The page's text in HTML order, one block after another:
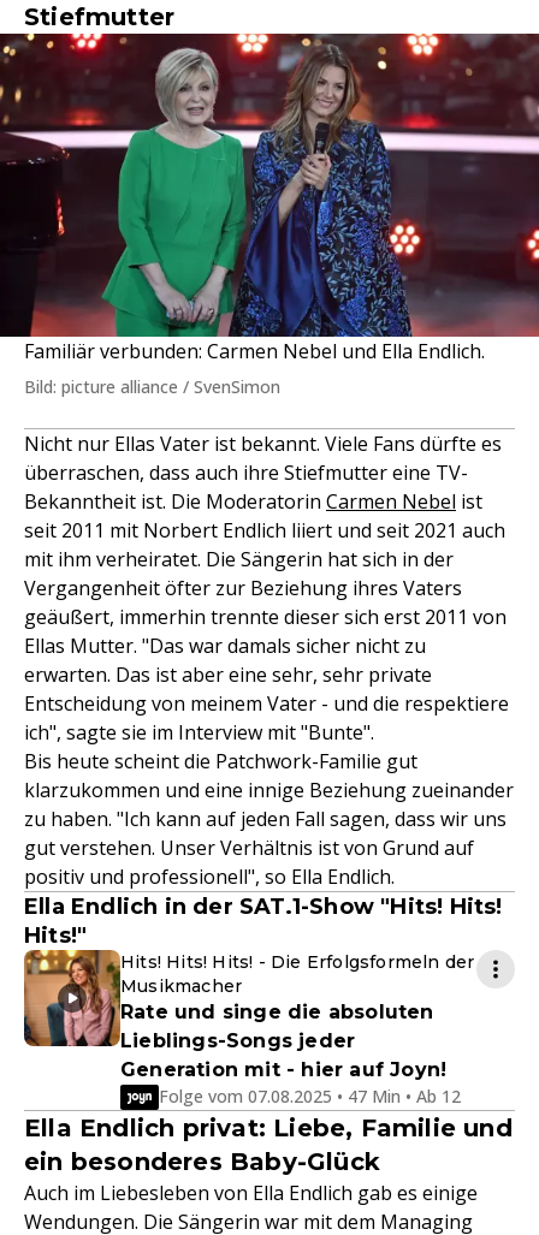
Stiefmutter
Familiär verbunden: Carmen Nebel und Ella Endlich.
Bild: picture alliance / SvenSimon
Nicht nur Ellas Vater ist bekannt. Viele Fans dürfte es
überraschen, dass auch ihre Stiefmutter eine TV-
Bekanntheit ist. Die Moderatorin Carmen Nebel ist
seit 2011 mit Norbert Endlich liiert und seit 2021 auch
mit ihm verheiratet. Die Sängerin hat sich in der
Vergangenheit öfter zur Beziehung ihres Vaters
geäußert, immerhin trennte dieser sich erst 2011 von
Ellas Mutter. "Das war damals sicher nicht zu
erwarten. Das ist aber eine sehr, sehr private
Entscheidung von meinem Vater - und die respektiere
ich", sagte sie im Interview mit "Bunte".
Bis heute scheint die Patchwork-Familie gut
klarzukommen und eine innige Beziehung zueinander
zu haben. "Ich kann auf jeden Fall sagen, dass wir uns
gut verstehen. Unser Verhältnis ist von Grund auf
positiv und professionell", so Ella Endlich.
Ella Endlich in der SAT.1-Show "Hits! Hits!
Hits!"
Hits! Hits! Hits! - Die Erfolgsformeln der
Musikmacher
Rate und singe die absoluten
Lieblings-Songs jeder
Generation mit - hier auf Joyn!
Folge vom 07.08.2025 • 47 Min • Ab 12
Ella Endlich privat: Liebe, Familie und
ein besonderes Baby-Glück
Auch im Liebesleben von Ella Endlich gab es einige
Wendungen. Die Sängerin war mit dem Managing